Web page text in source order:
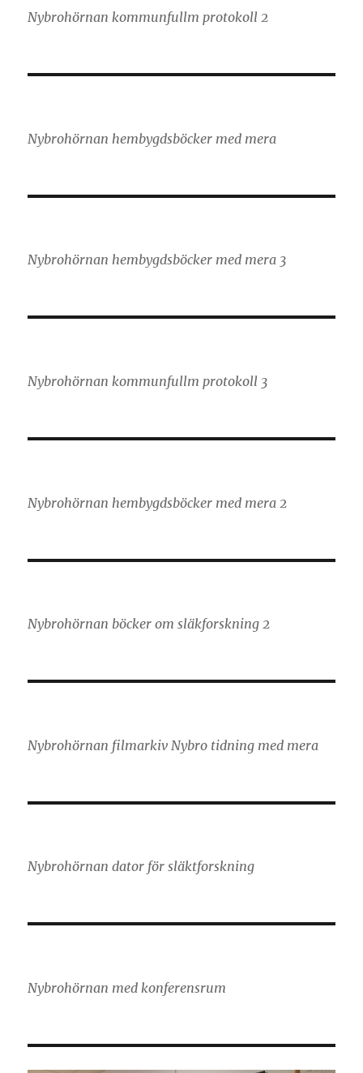
Nybrohörnan kommunfullm protokoll 2
Nybrohörnan hembygdsböcker med mera
Nybrohörnan hembygdsböcker med mera 3
Nybrohörnan kommunfullm protokoll 3
Nybrohörnan hembygdsböcker med mera 2
Nybrohörnan böcker om släkforskning 2
Nybrohörnan filmarkiv Nybro tidning med mera
Nybrohörnan dator för släktforskning
Nybrohörnan med konferensrum